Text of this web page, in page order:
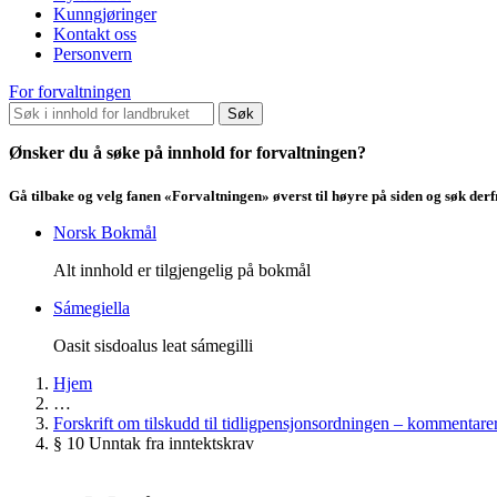
Kunngjøringer
Kontakt oss
Personvern
For forvaltningen
Søk
Ønsker du å søke på innhold for forvaltningen?
Gå tilbake og velg fanen «Forvaltningen» øverst til høyre på siden og søk
Norsk Bokmål
Alt innhold er tilgjengelig på bokmål
Sámegiella
Oasit sisdoalus leat sámegilli
Hjem
…
Forskrift om tilskudd til tidligpensjonsordningen –
§ 10 Unntak fra inntektskrav